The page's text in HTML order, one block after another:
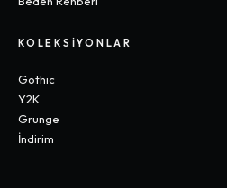
KOLEKSIYONLAR
Gothic
Y2K
Grunge
İndirim